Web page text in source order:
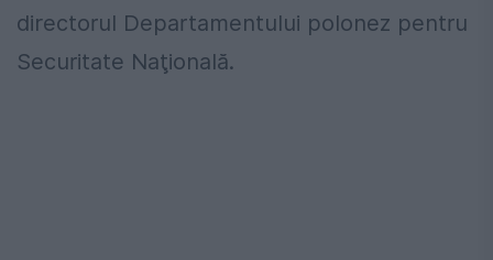
directorul Departamentului polonez pentru
Securitate Naţională.